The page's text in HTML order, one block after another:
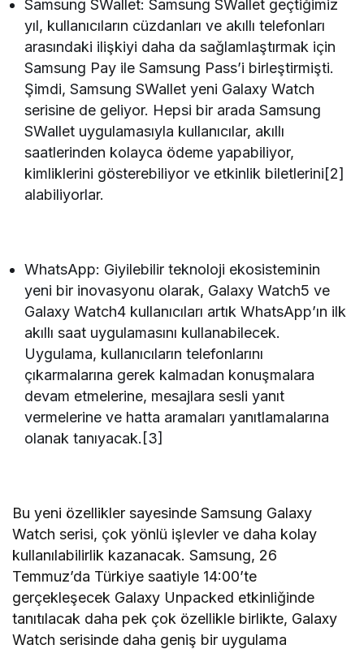
Samsung SWallet: Samsung SWallet geçtiğimiz
yıl, kullanıcıların cüzdanları ve akıllı telefonları
arasındaki ilişkiyi daha da sağlamlaştırmak için
Samsung Pay ile Samsung Pass’i birleştirmişti.
Şimdi, Samsung SWallet yeni Galaxy Watch
serisine de geliyor. Hepsi bir arada Samsung
SWallet uygulamasıyla kullanıcılar, akıllı
saatlerinden kolayca ödeme yapabiliyor,
kimliklerini gösterebiliyor ve etkinlik biletlerini[2]
alabiliyorlar.
WhatsApp: Giyilebilir teknoloji ekosisteminin
yeni bir inovasyonu olarak, Galaxy Watch5 ve
Galaxy Watch4 kullanıcıları artık WhatsApp’ın ilk
akıllı saat uygulamasını kullanabilecek.
Uygulama, kullanıcıların telefonlarını
çıkarmalarına gerek kalmadan konuşmalara
devam etmelerine, mesajlara sesli yanıt
vermelerine ve hatta aramaları yanıtlamalarına
olanak tanıyacak.[3]
Bu yeni özellikler sayesinde Samsung Galaxy
Watch serisi, çok yönlü işlevler ve daha kolay
kullanılabilirlik kazanacak. Samsung, 26
Temmuz’da Türkiye saatiyle 14:00’te
gerçekleşecek Galaxy Unpacked etkinliğinde
tanıtılacak daha pek çok özellikle birlikte, Galaxy
Watch serisinde daha geniş bir uygulama